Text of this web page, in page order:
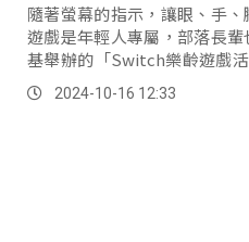
隨著螢幕的指示，讓眼、手
遊戲是年輕人專屬，部落長
基舉辦的「Switch樂齡遊戲
活動，邀請部落長輩玩電玩遊
懷據點、文健站等300多位長者
2024-10-16 12:33